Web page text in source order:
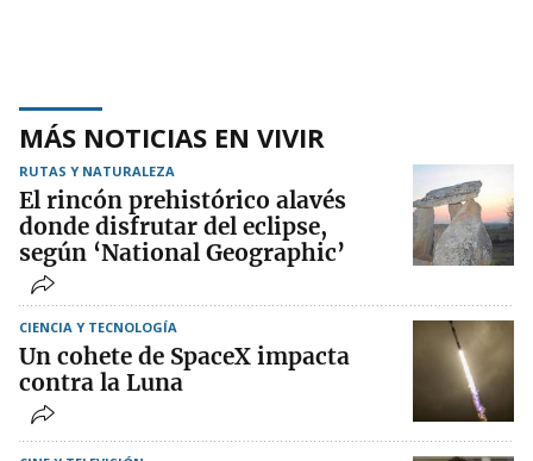
MÁS NOTICIAS EN VIVIR
RUTAS Y NATURALEZA
El rincón prehistórico alavés
donde disfrutar del eclipse,
según ‘National Geographic’
CIENCIA Y TECNOLOGÍA
Un cohete de SpaceX impacta
contra la Luna